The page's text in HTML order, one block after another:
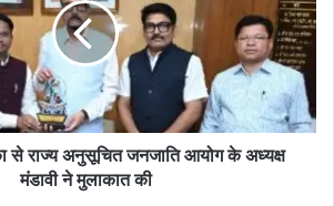
से राज्य अनुसूचित जनजाति आयोग के अध्यक्ष
मंडावी ने मुलाकात की